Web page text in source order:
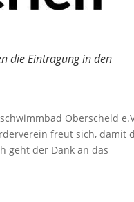
die Eintragung in den
Oberscheld
freut sich, damit
geht der Dank an das